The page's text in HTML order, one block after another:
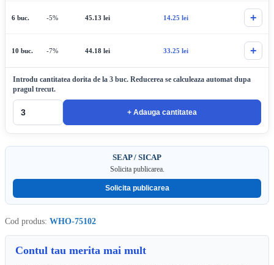
6 buc. -5% 45.13 lei 14.25 lei +
10 buc. -7% 44.18 lei 33.25 lei +
Introdu cantitatea dorita de la 3 buc. Reducerea se calculeaza automat dupa
pragul trecut.
+ Adauga cantitatea
SEAP / SICAP
Solicita publicarea.
Solicita publicarea
Cod produs: WHO-75102
Contul tau merita mai mult